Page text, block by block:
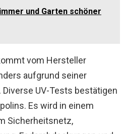
und Garten schöner
vom Hersteller
aufgrund seiner
UV-Tests bestätigen
Es wird in einem
Sicherheitsnetz,